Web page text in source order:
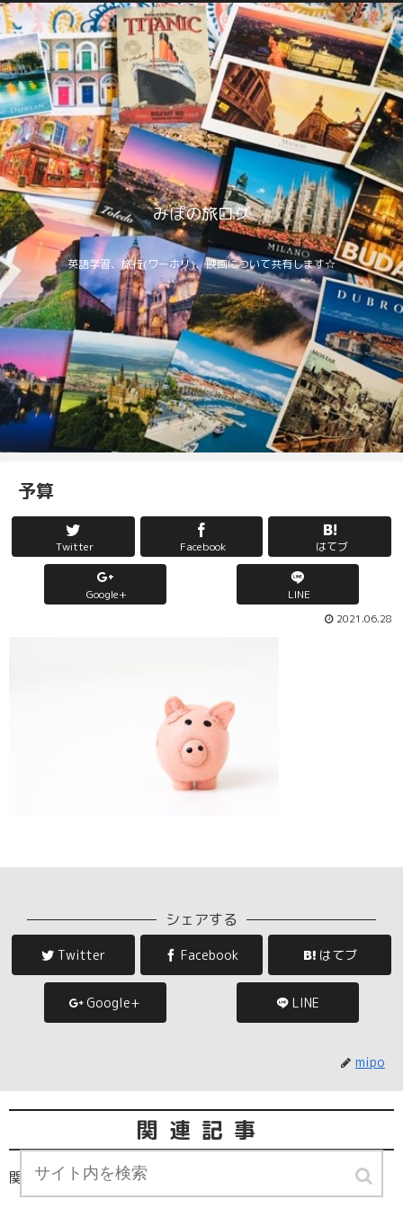
みぽの旅ログ
英語学習、旅行(ワーホリ)、映画について共有します☆
予算
Twitter Facebook はてブ
Google+ LINE
2021.06.28
シェアする
Twitter Facebook はてブ
Google+ LINE
mipo
関連記事
関連記事は見つかりませんでした。